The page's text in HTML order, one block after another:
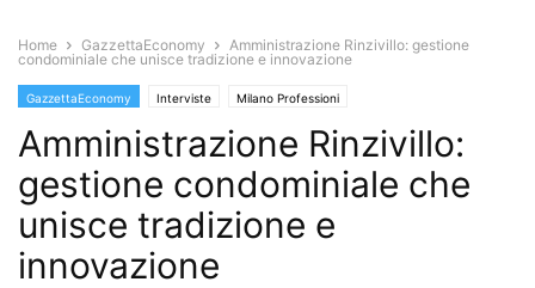
Home GazzettaEconomy
Amministrazione Rinzivillo: gestione
condominiale che unisce tradizione e innovazione
GazzettaEconomy Interviste Milano Professioni
Amministrazione Rinzivillo:
gestione condominiale che
unisce tradizione e
innovazione